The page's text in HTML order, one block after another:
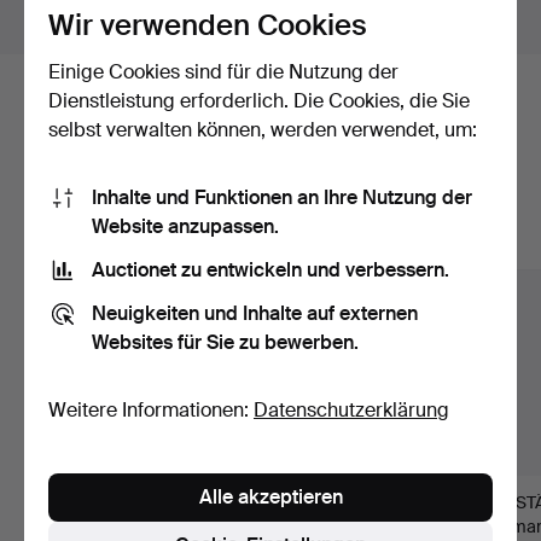
Objekte außerhalb Schweden zeigen
Hier sind Objekte aus unserem
übereinstimmen.
NINTENDO DONKEY
PERSONENCOMPUTE
R, "ABC 80", Luxor
Wir verwenden Cookies
Einige Cookies sind für die Nutzung der
Dienstleistung erforderlich. Die Cookies, die Sie
selbst verwalten können, werden verwendet, um:
Inhalte und Funktionen an Ihre Nutzung der
Website anzupassen.
Auctionet zu entwickeln und verbessern.
Neuigkeiten und Inhalte auf externen
Websites für Sie zu bewerben.
Weitere Informationen: Datenschutzerklärung
Alle akzeptieren